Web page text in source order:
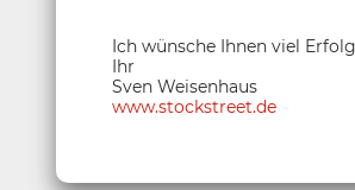
Ich wünsche Ihnen viel
Ihr
Sven Weisenhaus
www.stockstreet.de